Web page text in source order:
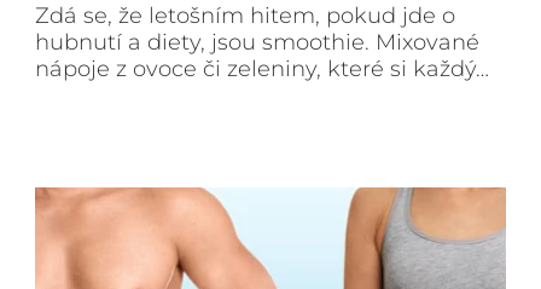
Zdá se, že letošním hitem, pokud jde o
hubnutí a diety, jsou smoothie. Mixované
nápoje z ovoce či zeleniny, které si každý…